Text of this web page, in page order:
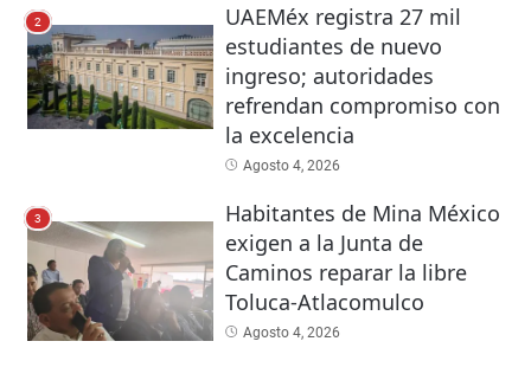
2
UAEMéx registra 27 mil
estudiantes de nuevo
ingreso; autoridades
refrendan compromiso con
la excelencia
Agosto 4, 2026
3
Habitantes de Mina México
exigen a la Junta de
Caminos reparar la libre
Toluca-Atlacomulco
Agosto 4, 2026